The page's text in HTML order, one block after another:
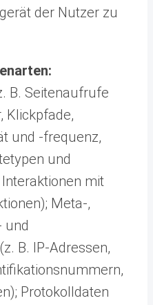
der Nutzer zu
B. Seitenaufrufe
Klickpfade,
und -frequenz,
und
mit
Meta-,
und
B. IP-Adressen,
Protokolldaten